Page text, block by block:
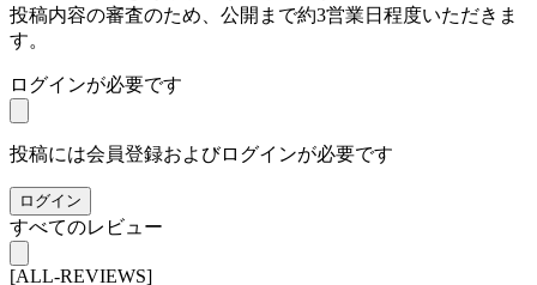
投稿内容の審査のため、公開まで約3営業日程度いただきま
す。
ログインが必要です
投稿には会員登録およびログインが必要です
ログイン
すべてのレビュー
[ALL-REVIEWS]